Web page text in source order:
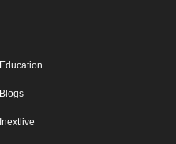
Education
Blogs
Inextlive